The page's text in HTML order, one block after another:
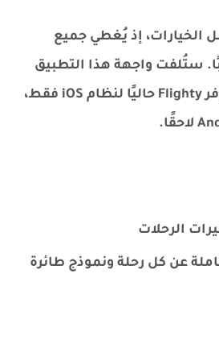
الخيارات، إذ يُغطي جميع
ستُلفت واجهة هذا التطبيق
انتباهك بالتأكيد. يتوفر Flighty حاليًا لنظام iOS فقط،
الرحلات
عن كل رحلة ونموذج طائرة